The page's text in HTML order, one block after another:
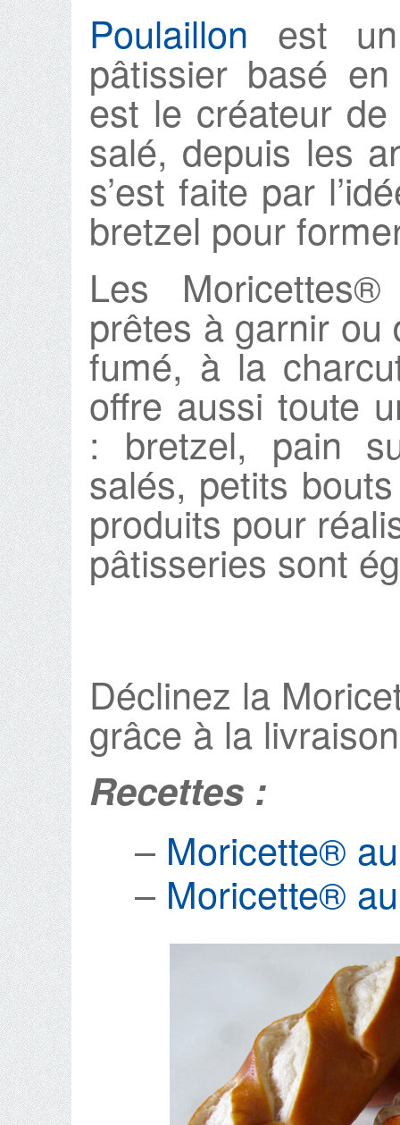
Poulaillon est
pâtissier basé
est le créateur
salé, depuis les
s’est faite par
bretzel pour
Les
prêtes à garnir
fumé, à la
offre aussi toute
: bretzel, pain
salés, petits
produits pour
pâtisseries sont
Déclinez la
grâce à la
Recettes :
– Moricette®
– Moricette®